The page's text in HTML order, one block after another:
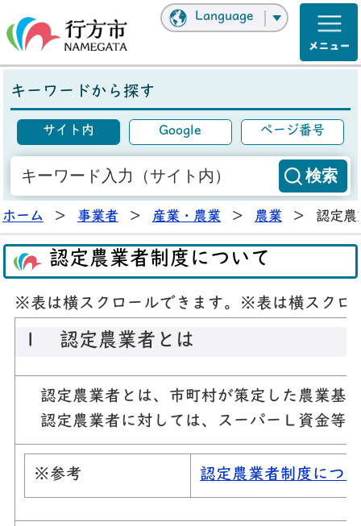
Language
キーワードから探す
サイト内 Google ページ番号
ホーム > 事業者 > 産業・農業 > 農業 > 認定農
認定農業者制度について
※表は横スクロールできます。 ※表は横スクロ
１ 認定農業者とは
認定農業者とは、市町村が策定した農業基
認定農業者に対しては、スーパーＬ資金等
※参考 認定農業者制度につ